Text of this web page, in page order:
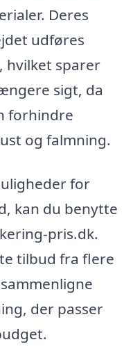
Deres
udføres
hvilket sparer
sigt, da
forhindre
og falmning.
for
kan du benytte
pris.dk.
tilbud fra flere
der passer